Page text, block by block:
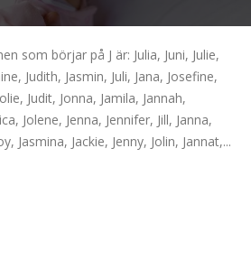
som börjar på J är: Julia, Juni, Julie,
Judith, Jasmin, Juli, Jana, Josefine,
Judit, Jonna, Jamila, Jannah,
Jolene, Jenna, Jennifer, Jill, Janna,
Jasmina, Jackie, Jenny, Jolin, Jannat,...